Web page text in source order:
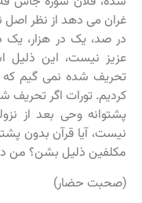
غران می دهد از نظر اصل
در صد، یک در هزار،
عزیز نیست، این ذلیل
تحریف شده نمی گیم که
کردیم. تورات اگر تحریف
پشتوانه وحی بعد از
نیست، آیا قرآن بدون
مکلفین ذلیل بشن؟ من
(صحبت حضار)